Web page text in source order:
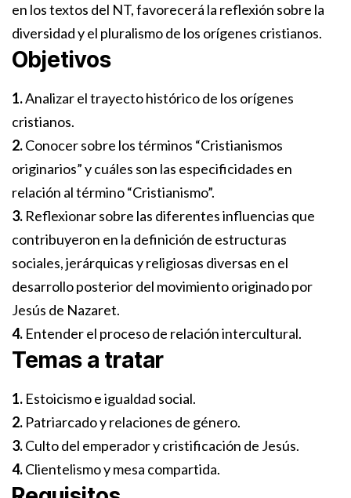
en los textos del NT, favorecerá la reflexión sobre la
diversidad y el pluralismo de los orígenes cristianos.
Objetivos
1.Analizar el trayecto histórico de los orígenes
cristianos.
2.Conocer sobre los términos “Cristianismos
originarios” y cuáles son las especificidades en
relación al término “Cristianismo”.
3. Reflexionar sobre las diferentes influencias que
contribuyeron en la definición de estructuras
sociales, jerárquicas y religiosas diversas en el
desarrollo posterior del movimiento originado por
Jesús de Nazaret.
4. Entender el proceso de relación intercultural.
Temas a tratar
1. Estoicismo e igualdad social.
2. Patriarcado y relaciones de género.
3.Culto del emperador y cristificación de Jesús.
4.Clientelismo y mesa compartida.